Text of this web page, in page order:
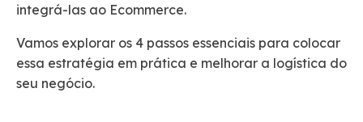
integrá-las ao Ecommerce.
Vamos explorar os 4 passos essenciais para colocar
essa estratégia em prática e melhorar a logística do
seu negócio.